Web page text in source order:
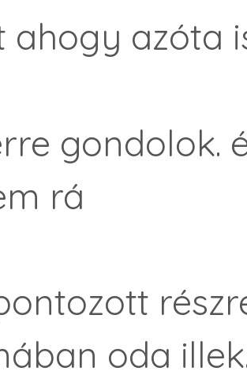
ahogy azóta
gondolok.
rá
oda